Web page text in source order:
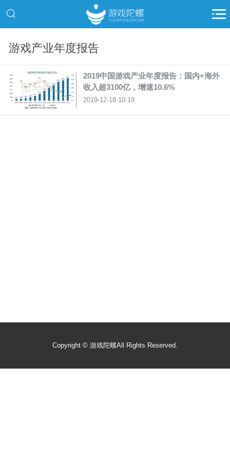
游戏产业年度报告
2019中国游戏产业年度报告：国内+海外
收入超3100亿，增速10.6%
2019-12-18 10:19
Copyright © 游戏陀螺All Rights Reserved.